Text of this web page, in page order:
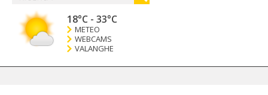
18°C - 33°C
METEO
WEBCAMS
VALANGHE